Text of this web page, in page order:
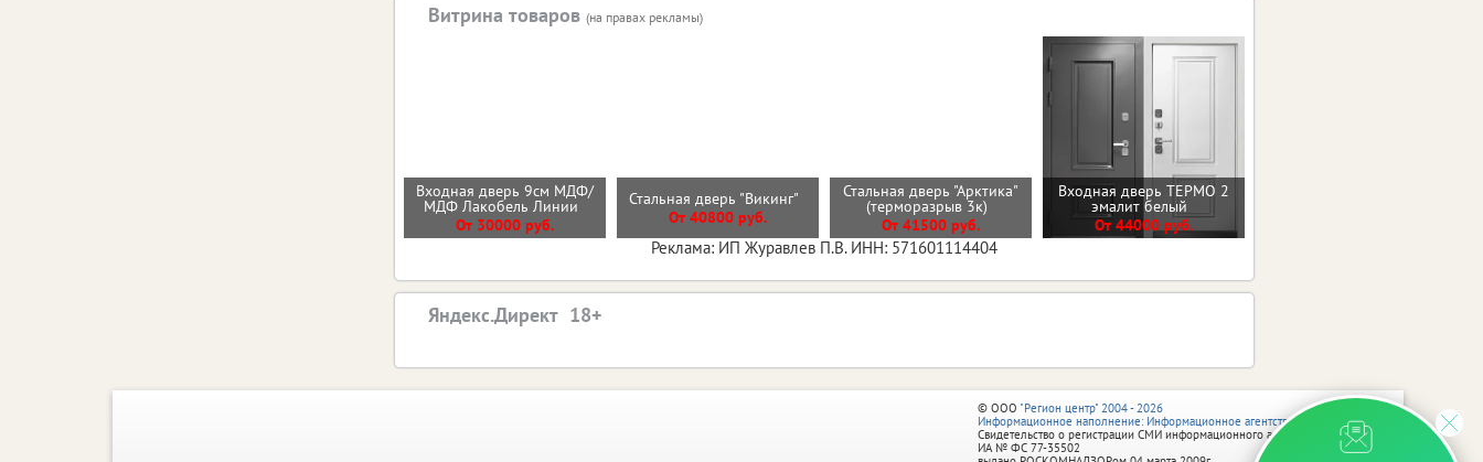
Витрина товаров (на правах рекламы)
Входная дверь 9см МДФ/
МДФ Лакобель Линии
От 30000 руб.
Стальная дверь "Викинг"
От 40800 руб.
Стальная дверь "Арктика"
(терморазрыв 3к)
От 41500 руб.
Входная дверь ТЕРМО 2
эмалит белый
От 44000 руб.
Реклама: ИП Журавлев П.В. ИНН: 571601114404
Яндекс.Директ
© ООО "Регион центр" 2004 - 2026
Информационное наполнение: Информационное агентство vRossii.ru
Свидетельство о регистрации СМИ информационного агентства vRossii.ru
ИА № ФС 77‑35502